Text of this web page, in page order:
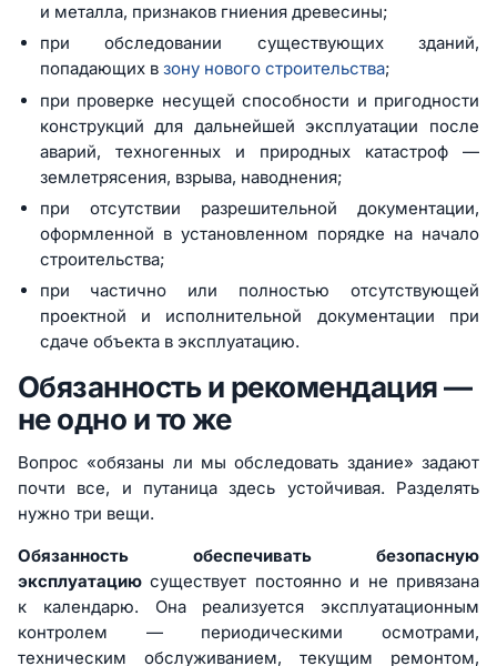
и металла, признаков гниения древесины;
при обследовании существующих зданий,
попадающих в зону нового строительства;
при проверке несущей способности и пригодности
конструкций для дальнейшей эксплуатации после
аварий, техногенных и природных катастроф —
землетрясения, взрыва, наводнения;
при отсутствии разрешительной документации,
оформленной в установленном порядке на начало
строительства;
при частично или полностью отсутствующей
проектной и исполнительной документации при
сдаче объекта в эксплуатацию.
Обязанность и рекомендация —
не одно и то же
Вопрос «обязаны ли мы обследовать здание» задают
почти все, и путаница здесь устойчивая. Разделять
нужно три вещи.
Обязанность обеспечивать безопасную
эксплуатацию существует постоянно и не привязана
к календарю. Она реализуется эксплуатационным
контролем — периодическими осмотрами,
техническим обслуживанием, текущим ремонтом,